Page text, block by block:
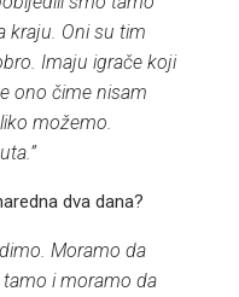
kraju. Oni su tim
Imaju igrače koji
ono čime nisam
možemo.
dva dana?
Moramo da
i moramo da